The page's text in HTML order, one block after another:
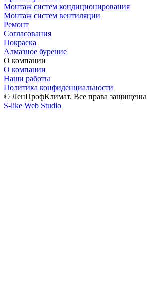
Монтаж систем кондиционирования
Монтаж систем вентиляции
Ремонт
Согласования
Покраска
Алмазное бурение
О компании
О компании
Наши работы
Политика конфиденциальности
© ЛенПрофКлимат. Все права защищены
S-like Web Studio